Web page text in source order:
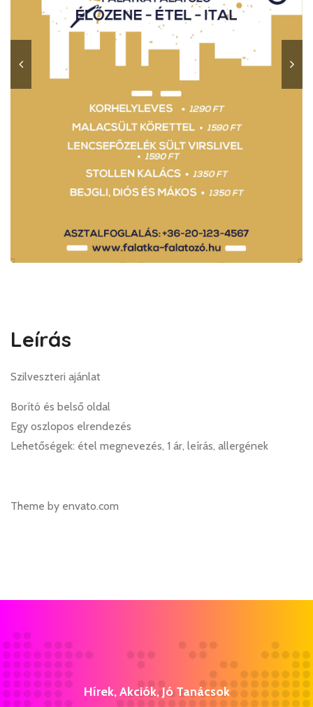
Leírás
Szilveszteri ajánlat
Borító és belső oldal
Egy oszlopos elrendezés
Lehetőségek: étel megnevezés, 1 ár, leírás, allergének
Theme by envato.com
Hírek, Akciók, Jó Tanácsok